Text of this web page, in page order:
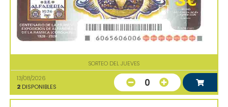
SORTEO DEL JUEVES
13/08/2026
2 DISPONIBLES 0